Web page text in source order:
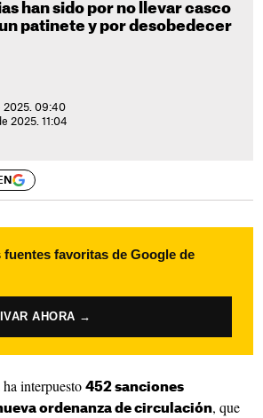
han sido por no llevar casco
patinete y por desobedecer
2025. 09:40
2025. 11:04
favoritas de Google de
AHORA →
interpuesto 452 sanciones
ordenanza de circulación, que